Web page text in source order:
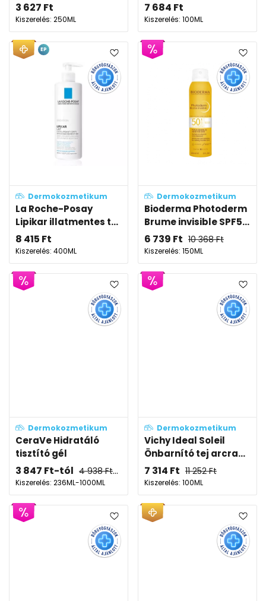
3 627 Ft
Kiszerelés: 250ML
7 684 Ft
Kiszerelés: 100ML
Dermokozmetikum
La Roche-Posay
Lipikar illatmentes t...
8 415 Ft
Kiszerelés: 400ML
EP
Dermokozmetikum
Bioderma Photoderm
Brume invisible SPF5...
6 739 Ft 10 368Ft
Kiszerelés: 150ML
Dermokozmetikum
CeraVe Hidratáló
tisztító gél
3 847 Ft-tól 4 938Ft-tól
Kiszerelés: 236ML-1000ML
Dermokozmetikum
Vichy Ideal Soleil
Önbarnító tej arcra...
7 314 Ft 11 252Ft
Kiszerelés: 100ML